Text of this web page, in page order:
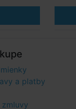
a platby